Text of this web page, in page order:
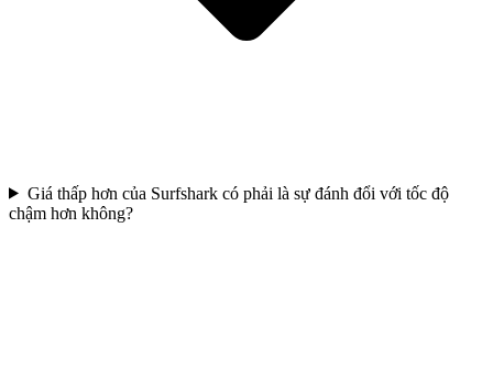
Giá thấp hơn của Surfshark có phải là sự đánh đổi với tốc độ
chậm hơn không?